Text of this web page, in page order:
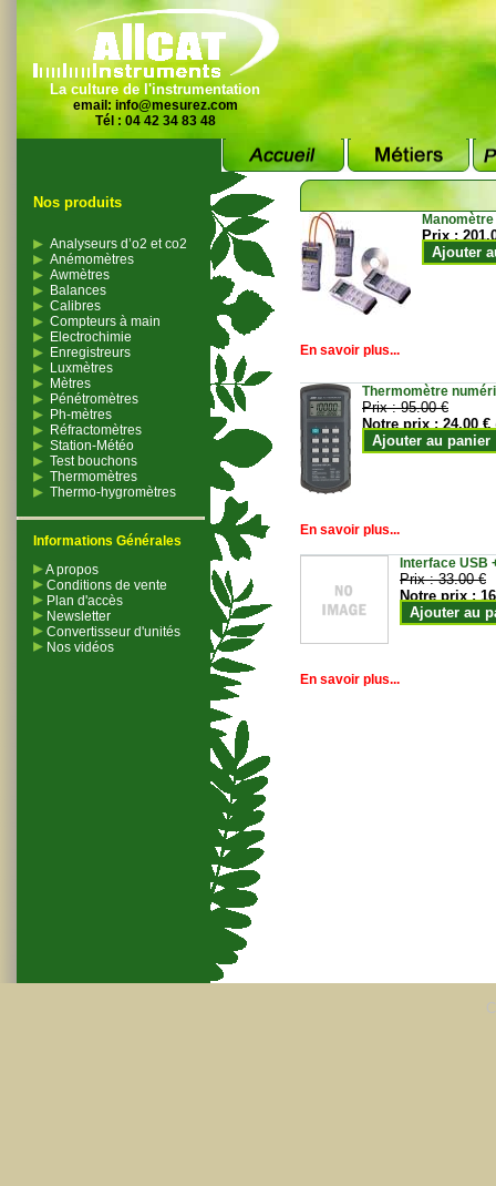
La culture de l'instrumentation
email: info@mesurez.com
Tél : 04 42 34 83 48
Nos produits
Analyseurs d’o2 et co2
Anémomètres
Awmètres
Balances
Calibres
Compteurs à main
Electrochimie
Enregistreurs
Luxmètres
Mètres
Pénétromètres
Ph-mètres
Réfractomètres
Station-Météo
Test bouchons
Thermomètres
Thermo-hygromètres
Informations Générales
A propos
Conditions de vente
Plan d'accès
Newsletter
Convertisseur d'unités
Nos vidéos
Prix :
Ajouter
En savoir plus...
Thermomètre
Prix :95.00 €
Notre prix :24.00 €
Ajouter au panier
En savoir plus...
Interface USB
Prix :33.00 €
Notre prix :
Ajouter au
En savoir plus...